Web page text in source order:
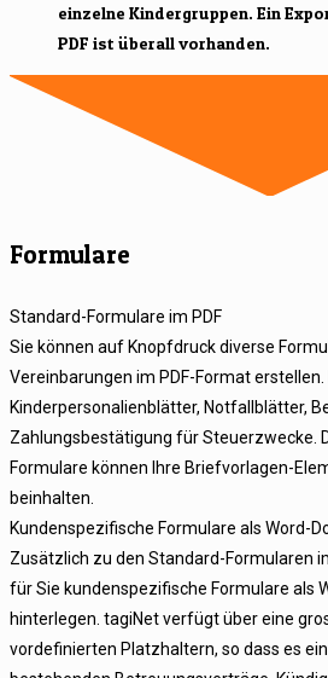
einzelne Kindergruppen. Ein
PDF ist überall vorhanden.
Formulare
Standard-Formulare im PDF
Sie können auf Knopfdruck diverse
Vereinbarungen im PDF-Format
Kinderpersonalienblätter, Notfallblätter,
Zahlungsbestätigung für Steuerzwecke.
Formulare können Ihre Briefvorlagen-
beinhalten.
Kundenspezifische Formulare als Word-
Zusätzlich zu den Standard-Formularen
für Sie kundenspezifische Formulare als
hinterlegen. tagiNet verfügt über eine
vordefinierten Platzhaltern, so dass es